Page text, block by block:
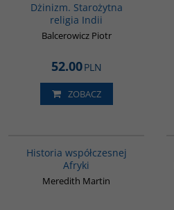
Dżinizm. Starożytna
religia Indii
Balcerowicz Piotr
52.00PLN
ZOBACZ
Historia współczesnej
Afryki
Meredith Martin